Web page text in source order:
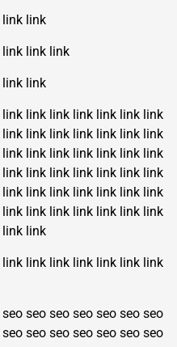
link link
link link link
link link
link link link link link link link
link link link link link link link
link link link link link link link
link link link link link link link
link link link link link link link
link link link link link link link
link link
link link link link link link link
seo seo seo seo seo seo seo
seo seo seo seo seo seo seo